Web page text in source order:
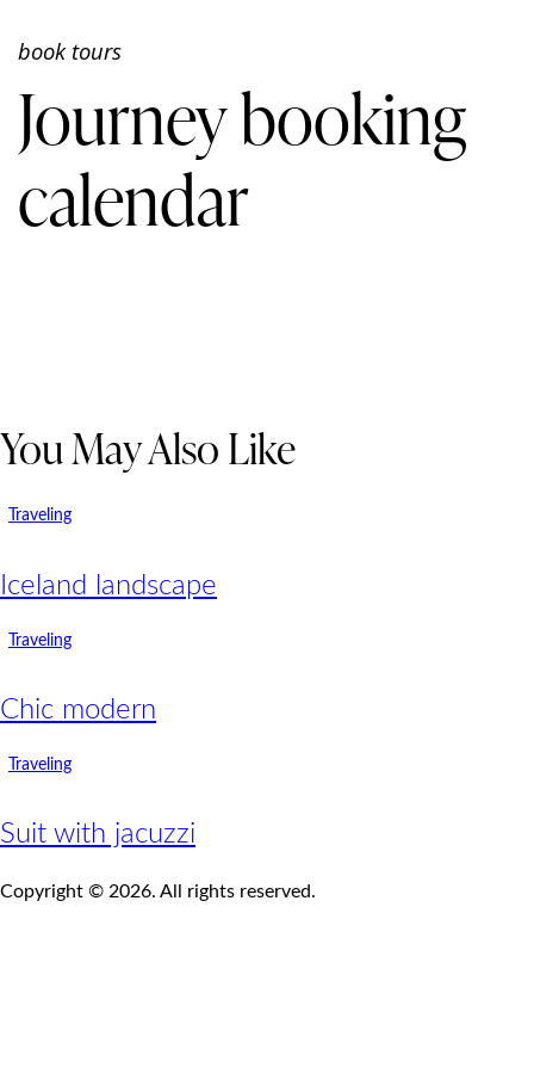
book tours
Journey booking
calendar
You May Also Like
Traveling
Iceland landscape
Traveling
Chic modern
Traveling
Suit with jacuzzi
Copyright © 2026. All rights reserved.